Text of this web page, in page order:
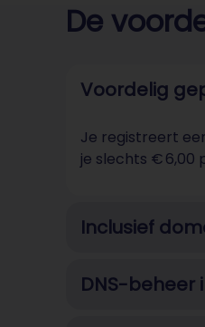
De
Voordelig
Je registreert
je slechts € 6,00
Inclusief
DNS-beheer